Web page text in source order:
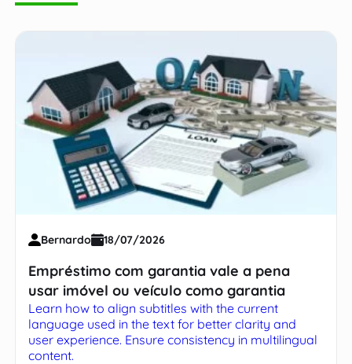
Bernardo 18/07/2026
Empréstimo com garantia vale a pena
usar imóvel ou veículo como garantia
Learn how to align subtitles with the current
language used in the text for better clarity and
user experience. Ensure consistency in multilingual
content.